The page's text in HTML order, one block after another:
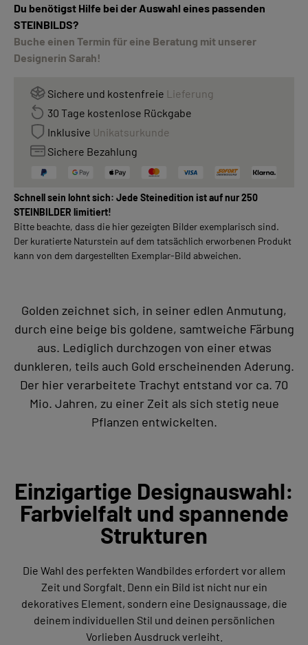
Du benötigst Hilfe bei der Auswahl eines passenden
STEINBILDS?
Buche einen Termin für eine Beratung mit unserer
Designerin Sarah!
Sichere und kostenfreie Lieferung
30 Tage kostenlose Rückgabe
Inklusive Unikatsurkunde
Sichere Bezahlung
Schnell sein lohnt sich: Jede Steinedition ist auf nur 250
STEINBILDER limitiert!
Bitte beachte, dass die hier gezeigten Bilder exemplarisch sind.
Der kuratierte Naturstein auf dem tatsächlich erworbenen Produkt
kann von dem dargestellten Exemplar-Bild abweichen.
Golden zeichnet sich, in seiner edlen Anmutung,
durch eine beige bis goldene, samtweiche Färbung
aus. Lediglich durchzogen von einer etwas
dunkleren, teils auch Gold erscheinenden Aderung.
Der hier verarbeitete Trachyt entstand vor ca. 70
Mio. Jahren, zu einer Zeit als sich stetig neue
Pflanzen entwickelten.
Einzigartige Designauswahl:
Farbvielfalt und spannende
Strukturen
Die Wahl des perfekten Wandbildes erfordert vor allem
Zeit und Sorgfalt. Denn ein Bild ist nicht nur ein
dekoratives Element, sondern eine Designaussage, die
deinem individuellen Stil und deinen persönlichen
Vorlieben Ausdruck verleiht.